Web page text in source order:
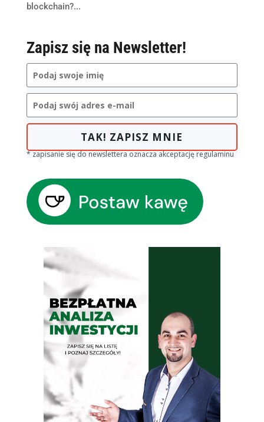
blockchain?...
Zapisz się na Newsletter!
TAK! ZAPISZ MNIE
* zapisanie się do newslettera oznacza akceptację regulaminu